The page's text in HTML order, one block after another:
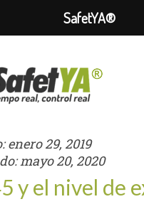
enero 29, 2019
mayo 20, 2020
y el nivel de
SafetYA®